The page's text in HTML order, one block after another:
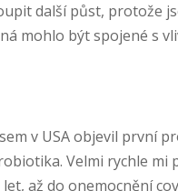
další půst, protože
mohlo být spojené s
v USA objevil první
Velmi rychle mi
až do onemocnění